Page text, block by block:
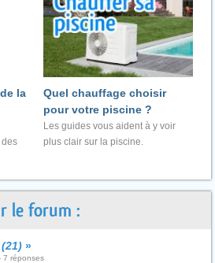
la
Quel chauffage choisir
pour votre piscine ?
Les guides vous aident à y voir
plus clair sur la piscine.
le forum :
»
7 réponses